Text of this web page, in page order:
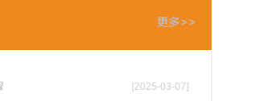
[2025-03-07]